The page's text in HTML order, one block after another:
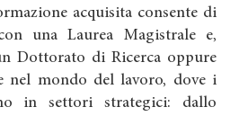
acquisita consente di
una Laurea Magistrale e,
Dottorato di Ricerca oppure
nel mondo del lavoro, dove i
in settori strategici: dallo